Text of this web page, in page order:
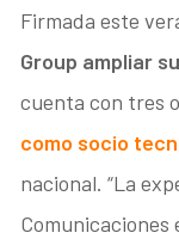
Firmada este
Group ampliar
cuenta con tres
como socio
nacional. “La
Comunicaciones